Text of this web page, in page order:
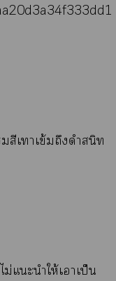
สีเาเข้มถึงดำสนิท
แะนำให้เาเป็น